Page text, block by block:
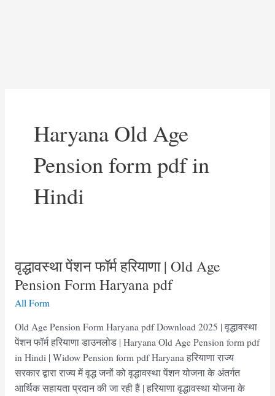
Haryana Old Age
Pension form pdf in
Hindi
वृद्धावस्था पेंशन फॉर्म हरियाणा | Old Age
Pension Form Haryana pdf
All Form
Old Age Pension Form Haryana pdf Download 2025 | वृद्धावस्था
पेंशन फॉर्म हरियाणा डाउनलोड | Haryana Old Age Pension form pdf
in Hindi | Widow Pension form pdf Haryana हरियाणा राज्य
सरकार द्वारा राज्य में वृद्ध जनों को वृद्धावस्था पेंशन योजना के अंतर्गत
आर्थिक सहायता प्रदान की जा रही हैं | हरियाणा वृद्धावस्था योजना के